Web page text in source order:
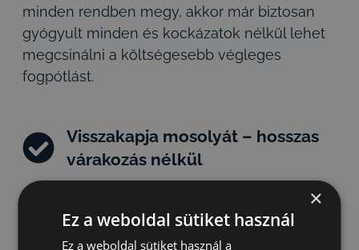
minden rendben megy, akkor már biztosan
gyógyult minden és kockázatok nélkül lehet
megcsinálni a költségesebb végleges
fogpótlást.
Visszakapja mosolyát – hosszas
várakozás nélkül
×
Ez a weboldal sütiket használ
Ez a weboldal sütiket használ a